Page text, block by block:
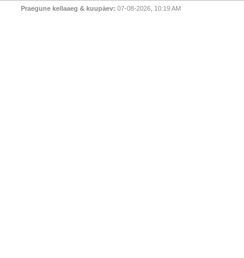
Praegune kellaaeg & kuupäev: 07-08-2026, 10:19 AM